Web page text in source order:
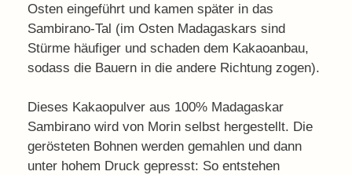
Osten eingeführt und kamen später in das
Sambirano-Tal (im Osten Madagaskars sind
Stürme häufiger und schaden dem Kakaoanbau,
sodass die Bauern in die andere Richtung zogen).
Dieses Kakaopulver aus 100% Madagaskar
Sambirano wird von Morin selbst hergestellt. Die
gerösteten Bohnen werden gemahlen und dann
unter hohem Druck gepresst: So entstehen